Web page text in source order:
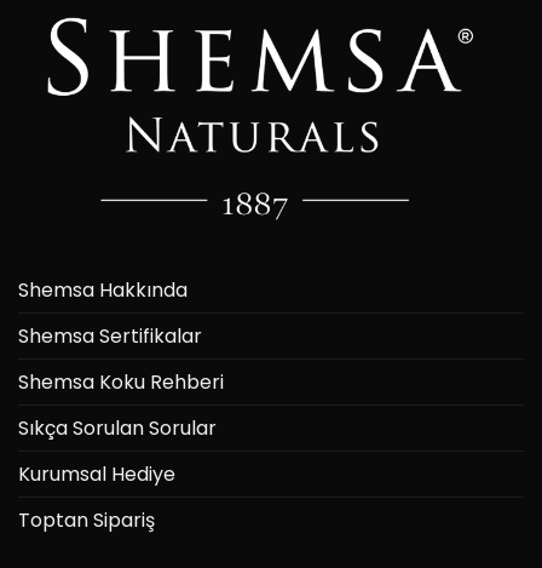
Shemsa Hakkında
Shemsa Sertifikalar
Shemsa Koku Rehberi
Sıkça Sorulan Sorular
Kurumsal Hediye
Toptan Sipariş